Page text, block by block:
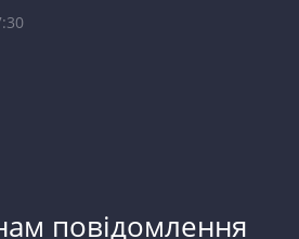
повідомлення